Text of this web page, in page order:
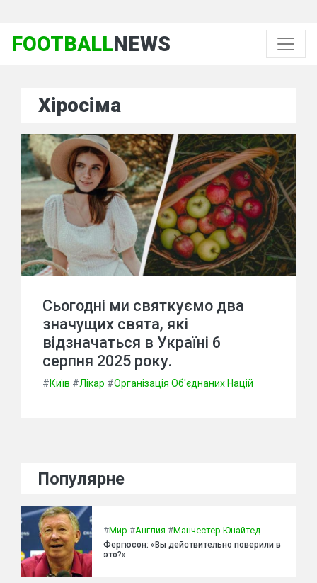
FOOTBALLNEWS
Хіросіма
Сьогодні ми святкуємо два
значущих свята, які
відзначаться в Україні 6
серпня 2025 року.
#Київ #Лікар #Організація Об'єднаних Націй
Популярне
#Мир #Англия #Манчестер Юнайтед
Фергюсон: «Вы действительно поверили в
это?»